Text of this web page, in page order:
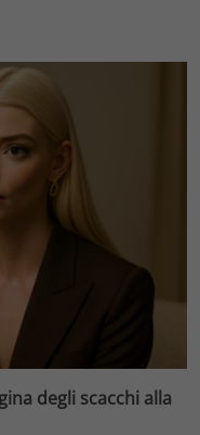
degli scacchi alla